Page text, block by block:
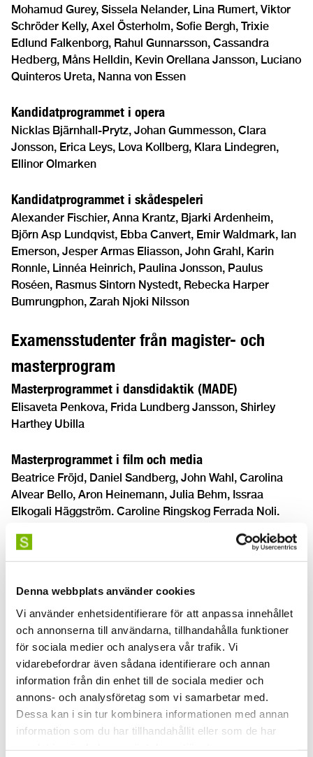
Denna webbplats använder cookies
Vi använder enhetsidentifierare för att anpassa innehållet
och annonserna till användarna, tillhandahålla funktioner
för sociala medier och analysera vår trafik. Vi
vidarebefordrar även sådana identifierare och annan
information från din enhet till de sociala medier och
annons- och analysföretag som vi samarbetar med.
Dessa kan i sin tur kombinera informationen med annan
information som du har tillhandahållit eller som de har
Mohamud Gurey, Sissela Nelander, Lina Rumert, Viktor
Schröder Kelly, Axel Österholm, Sofie Bergh, Trixie
Edlund Falkenborg, Rahul Gunnarsson, Cassandra
Hedberg, Måns Helldin, Kevin Orellana Jansson, Luciano
Quinteros Ureta, Nanna von Essen
Kandidatprogrammet i opera
Nicklas Bjärnhall-Prytz, Johan Gummesson, Clara
Jonsson, Erica Leys, Lova Kollberg, Klara Lindegren,
Ellinor Olmarken
Kandidatprogrammet i skådespeleri
Alexander Fischier, Anna Krantz, Bjarki Ardenheim,
Björn Asp Lundqvist, Ebba Canvert, Emir Waldmark, Ian
Emerson, Jesper Armas Eliasson, John Grahl, Karin
Ronnle, Linnéa Heinrich, Paulina Jonsson, Paulus
Roséen, Rasmus Sintorn Nystedt, Rebecka Harper
Bumrungphon, Zarah Njoki Nilsson
Examensstudenter från magister- och
masterprogram
Masterprogrammet i dansdidaktik (MADE)
Elisaveta Penkova, Frida Lundberg Jansson, Shirley
Harthey Ubilla
Masterprogrammet i film och media
Beatrice Fröjd, Daniel Sandberg, John Wahl, Carolina
Alvear Bello, Aron Heinemann, Julia Behm, Issraa
Elkogali Häggström. Caroline Ringskog Ferrada Noli.
Arbinge, Viktor Hedlund, Kristina Vestgren, Patrick
Careland, Viktor Envall, Christine Leuhusen, Pontus
Jansson, Teodor Wolgers, Johan Arrias, Kristin
Rosendahl
Masterprogrammet i nya performativa praktiker (NPP)
Omer Keinan, Dejan Srhoj, Israel Aloni, Susanne Grau,
Destiny Af Kleen, Manuel Rodriguez Rodríguez, Anna
Biczók, Zhana Pencheva, Martin Sieweke, Vincent
Jonsson, Anna Olkinuora, Malina Suliman , Anna Apergi
Magisterprogrammet i opera